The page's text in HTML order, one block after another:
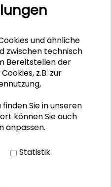
Darmstadt und
der
"Zeitenwende -
der Deutschen
der Schader-
Hochschule
2023
zu
und ihre
a.D.
und ähnliche
zwischen technisch
Bereitstellen der
z.B. zur
Sie in unseren
können Sie auch
anpassen.
Statistik